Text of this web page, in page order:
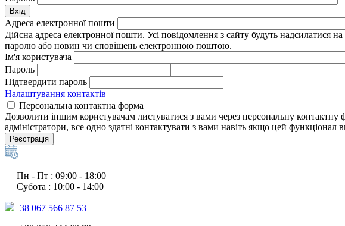
Вхід
Адреса електронної пошти
Дійсна адреса електронної пошти. Усі повідомлення з сайту будуть
паролю або новин чи сповіщень електронною поштою.
Ім'я користувача
Пароль
Підтвердити пароль
Налаштування контактів
Персональна контактна форма
Дозволити іншим користувачам листуватися з вами через персональну контактну
адміністратори, все одно здатні контактувати з вами навіть якщо цей функціонал
Реєстрація
Пн - Пт : 09:00 - 18:00
Субота : 10:00 - 14:00
+38 067 566 87 53